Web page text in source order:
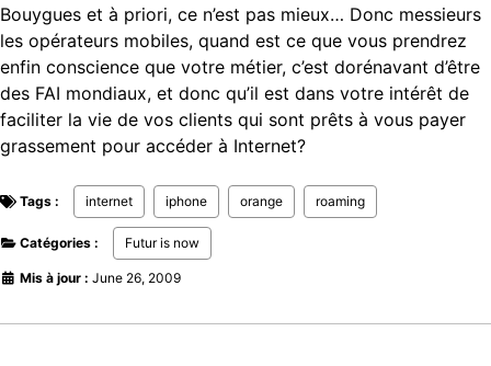
Bouygues et à priori, ce n’est pas mieux… Donc messieurs
les opérateurs mobiles, quand est ce que vous prendrez
enfin conscience que votre métier, c’est dorénavant d’être
des FAI mondiaux, et donc qu’il est dans votre intérêt de
faciliter la vie de vos clients qui sont prêts à vous payer
grassement pour accéder à Internet?
Tags : internet iphone orange roaming
Catégories : Futur is now
Mis à jour : June 26, 2009